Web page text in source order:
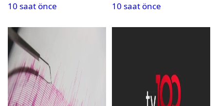
10 saat önce
açıldı
10 saat önce